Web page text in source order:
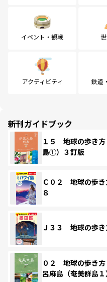
イベント・観戦
アクティビティ 鉄道
新刊ガイドブック
１５ 地球の歩き
島①）３訂版
Ｃ０２ 地球の歩
８
Ｊ３３ 地球の歩
０２ 地球の歩き
呂麻島（奄美群島